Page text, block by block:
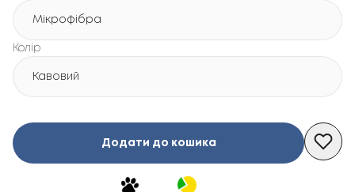
Мікрофібра
Колір
Кавовий
Додати до кошика